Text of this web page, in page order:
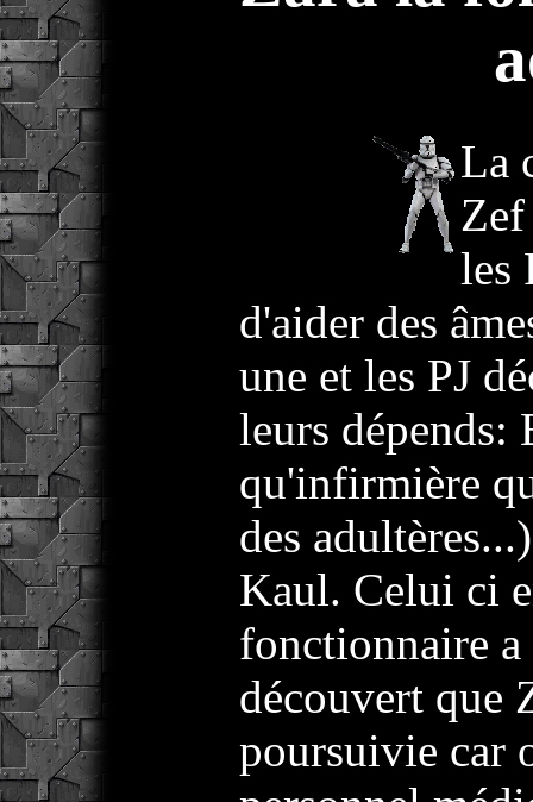
La
les
d'aider des
une et les PJ
leurs dépends:
qu'infirmière
des
Kaul. Celui ci
fonctionnaire a
découvert que
poursuivie car